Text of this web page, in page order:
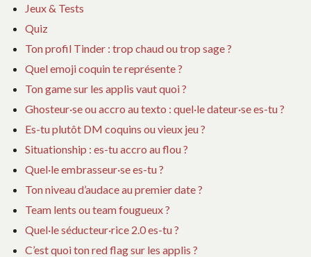
Jeux & Tests
Quiz
Ton profil Tinder : trop chaud ou trop sage ?
Quel emoji coquin te représente ?
Ton game sur les applis vaut quoi ?
Ghosteur·se ou accro au texto : quel·le dateur·se es-tu ?
Es-tu plutôt DM coquins ou vieux jeu ?
Situationship : es-tu accro au flou ?
Quel·le embrasseur·se es-tu ?
Ton niveau d’audace au premier date ?
Team lents ou team fougueux ?
Quel·le séducteur·rice 2.0 es-tu ?
C’est quoi ton red flag sur les applis ?